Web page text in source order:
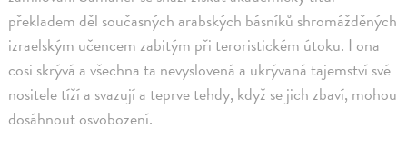
překladem děl současných arabských básníků shromážděných
izraelským učencem zabitým při teroristickém útoku. I ona
cosi skrývá a všechna ta nevyslovená a ukrývaná tajemství své
nositele tíží a svazují a teprve tehdy, když se jich zbaví, mohou
dosáhnout osvobození.